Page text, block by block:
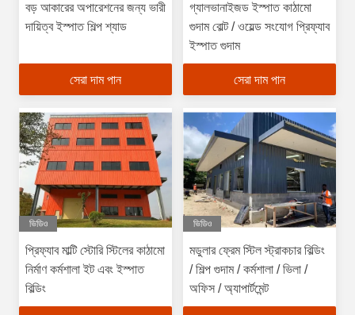
বড় আকারের অপারেশনের জন্য ভারী
দায়িত্ব ইস্পাত শিল্প শ্যাড
সেরা দাম পান
গ্যালভানাইজড ইস্পাত কাঠামো
গুদাম বোল্ট / ওয়েল্ড সংযোগ প্রিফ্যাব
ইস্পাত গুদাম
সেরা দাম পান
ভিডিও
প্রিফ্যাব মাল্টি স্টোরি স্টিলের কাঠামো
নির্মাণ কর্মশালা ইট এবং ইস্পাত
বিল্ডিং
ভিডিও
মডুলার ফ্রেম স্টিল স্ট্রাকচার বিল্ডিং
/ শিল্প গুদাম / কর্মশালা / ভিলা /
অফিস / অ্যাপার্টমেন্ট